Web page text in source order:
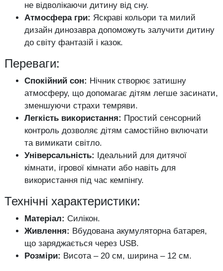
не відволікаючи дитину від сну.
Атмосфера гри: Яскраві кольори та милий
дизайн динозавра допоможуть залучити дитину
до світу фантазій і казок.
Переваги:
Спокійний сон: Нічник створює затишну
атмосферу, що допомагає дітям легше засинати,
зменшуючи страхи темряви.
Легкість використання: Простий сенсорний
контроль дозволяє дітям самостійно включати
та вимикати світло.
Універсальність: Ідеальний для дитячої
кімнати, ігрової кімнати або навіть для
використання під час кемпінгу.
Технічні характеристики:
Матеріал: Силікон.
Живлення: Вбудована акумуляторна батарея,
що заряджається через USB.
Розміри: Висота – 20 см, ширина – 12 см.